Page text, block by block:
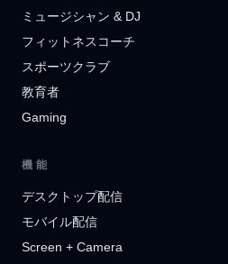
ミュージシャン & DJ
フィットネスコーチ
スポーツクラブ
教育者
Gaming
機能
デスクトップ配信
モバイル配信
Screen + Camera